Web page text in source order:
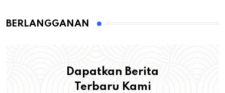
BERLANGGANAN
Dapatkan Berita
Terbaru Kami